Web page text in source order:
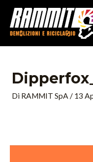
contenuto
Di RAMMIT SpA / 13